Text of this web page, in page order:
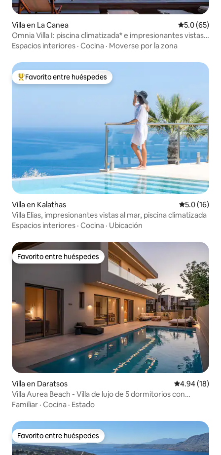
Villa en La Canea Calificación
5.0 (65)
Omnia Villa I: piscina climatizada* e impresionantes vistas
al mar
Espacios interiores · Cocina · Moverse por la zona
De los mejores en Favorito entre huéspedes
Favorito entre huéspedes
Villa en Kalathas Calificación
5.0 (16)
Villa Elias, impresionantes vistas al mar, piscina climatizada
Espacios interiores · Cocina · Ubicación
Favorito entre huéspedes
Favorito entre huéspedes
Villa en Daratsos Calificación
4.94 (18)
Villa Aurea Beach - Villa de lujo de 5 dormitorios con
piscina
Familiar · Cocina · Estado
Favorito entre huéspedes
Favorito entre huéspedes